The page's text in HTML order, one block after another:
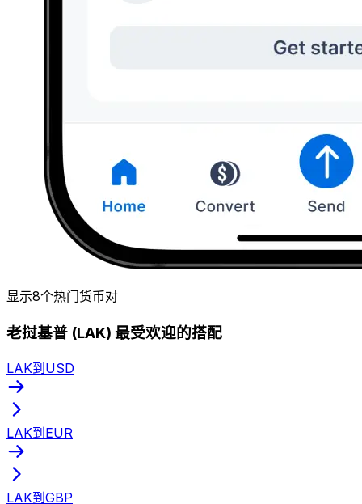
显示8个热门货币对
老挝基普 (LAK) 最受欢迎的搭配
LAK到USD
LAK到EUR
LAK到GBP